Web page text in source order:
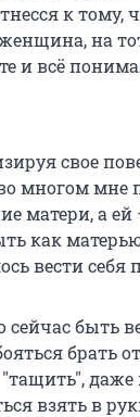
к тому,
на
и всё
свое
многом мне
матери, а ей
как
вести себя
сейчас быть
брать
"тащить", даже
взять в